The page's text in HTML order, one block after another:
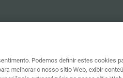
Podemos definir estes cookies
melhorar o nosso sítio Web, exibir